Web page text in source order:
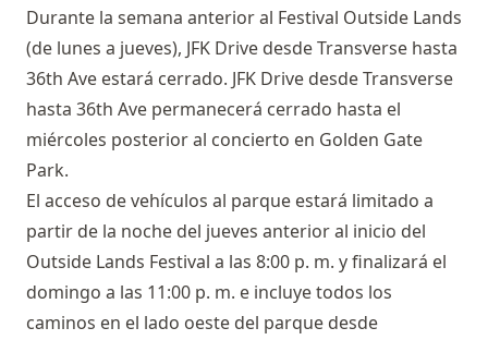
Durante la semana anterior al Festival Outside Lands
(de lunes a jueves), JFK Drive desde Transverse hasta
36th Ave estará cerrado. JFK Drive desde Transverse
hasta 36th Ave permanecerá cerrado hasta el
miércoles posterior al concierto en Golden Gate
Park.
El acceso de vehículos al parque estará limitado a
partir de la noche del jueves anterior al inicio del
Outside Lands Festival a las 8:00 p. m. y finalizará el
domingo a las 11:00 p. m. e incluye todos los
caminos en el lado oeste del parque desde